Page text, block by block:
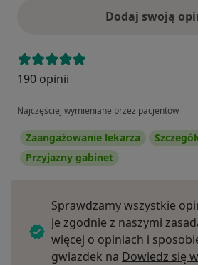
Dodaj swoją
190 opinii
Najczęściej wymieniane przez pacjentów
Zaangażowanie lekarza
Przyjazny gabinet
Sprawdzamy wszystkie
je zgodnie z naszymi
więcej o opiniach i
gwiazdek na Dowiedz się